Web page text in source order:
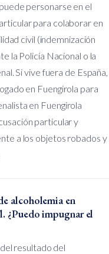
personarse en el
para colaborar en
civil (indemnización
la Policía Nacional o la
Si vive fuera de España,
en Fuengirola para
en Fuengirola
particular y
a los objetos robados y
alcoholemia en
¿Puedo impugnar el
resultado del